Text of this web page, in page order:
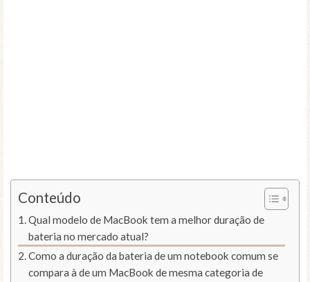
Conteúdo
Qual modelo de MacBook tem a melhor duração de
bateria no mercado atual?
Como a duração da bateria de um notebook comum se
compara à de um MacBook de mesma categoria de